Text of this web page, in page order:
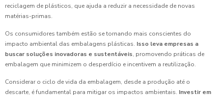
reciclagem de plásticos, que ajuda a reduzir a necessidade de novas
matérias-primas.
Os consumidores também estão se tornando mais conscientes do
impacto ambiental das embalagens plásticas. Isso leva empresas a
buscar soluções inovadoras e sustentáveis, promovendo práticas de
embalagem que minimizem o desperdício e incentivem a reutilização.
Considerar o ciclo de vida da embalagem, desde a produção até o
descarte, é fundamental para mitigar os impactos ambientais. Investir em